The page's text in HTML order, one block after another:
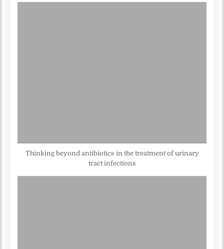
Thinking beyond antibiotics in the treatment of urinary
tract infections